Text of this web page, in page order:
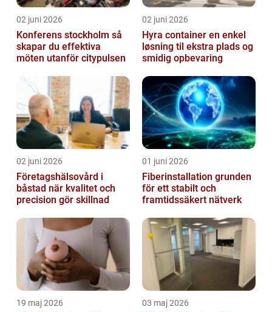
02 juni 2026
Konferens stockholm så
skapar du effektiva
möten utanför citypulsen
02 juni 2026
Hyra container en enkel
løsning til ekstra plads og
smidig opbevaring
02 juni 2026
Företagshälsovård i
båstad när kvalitet och
precision gör skillnad
01 juni 2026
Fiberinstallation grunden
för ett stabilt och
framtidssäkert nätverk
19 maj 2026 03 maj 2026